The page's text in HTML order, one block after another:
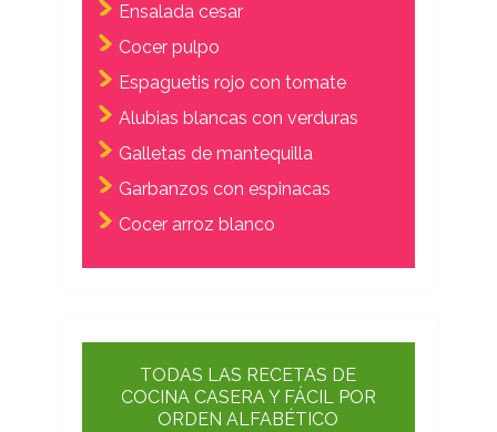
Ensalada cesar
Cocer pulpo
Espaguetis rojo con tomate
Alubias blancas con verduras
Galletas de mantequilla
Garbanzos con espinacas
Cocer arroz blanco
TODAS LAS RECETAS DE
COCINA CASERA Y FÁCIL POR
ORDEN ALFABÉTICO